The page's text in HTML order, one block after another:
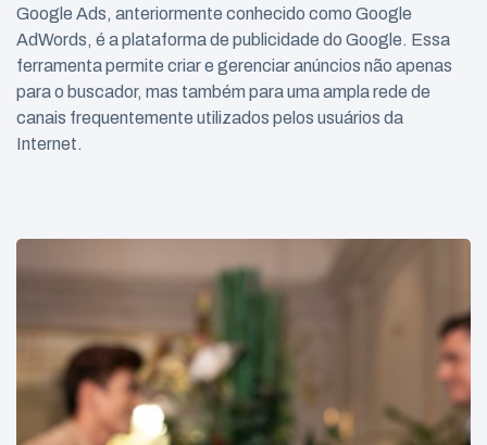
Google Ads, anteriormente conhecido como Google
AdWords, é a plataforma de publicidade do Google. Essa
ferramenta permite criar e gerenciar anúncios não apenas
para o buscador, mas também para uma ampla rede de
canais frequentemente utilizados pelos usuários da
Internet.